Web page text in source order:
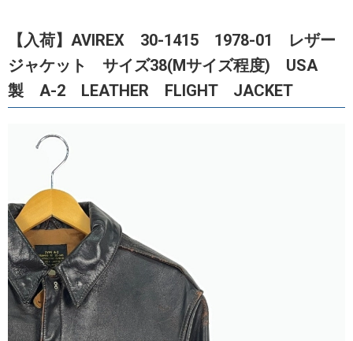
【入荷】AVIREX 30-1415 1978-01 レザー
ジャケット サイズ38(Mサイズ程度) USA
製 A-2 LEATHER FLIGHT JACKET